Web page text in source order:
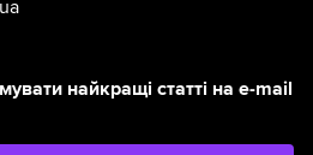
найкращі статті на e-mail